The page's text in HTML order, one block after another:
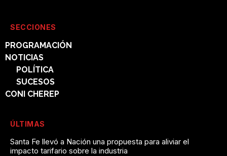
SECCIONES
PROGRAMACIÓN
NOTICIAS
POLÍTICA
SUCESOS
CONI CHEREP
ÚLTIMAS
Santa Fe llevó a Nación una propuesta para aliviar el
impacto tarifario sobre la industria